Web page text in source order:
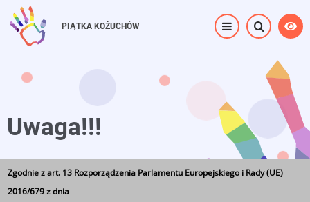
Przejdź
do
treści
PIĄTKA KOŻUCHÓW
Uwaga!!!
Strona główna ⟶ Uwaga!!!
Zgodnie z art. 13 Rozporządzenia Parlamentu Europejskiego i Rady (UE)
2016/679 z dnia